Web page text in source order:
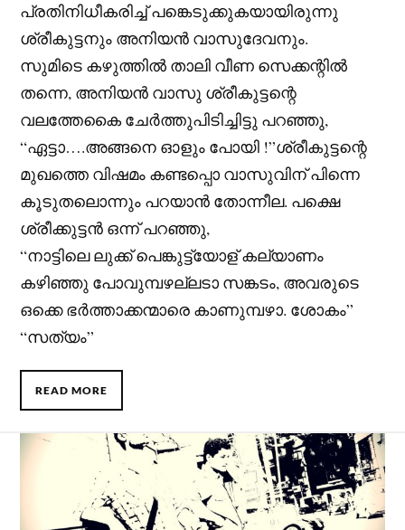
പ്രതിനിധീകരിച്ച് പങ്കെടുക്കുകയായിരുന്നു
ശ്രീകുട്ടനും അനിയൻ വാസുദേവനും.
സുമിടെ കഴുത്തിൽ താലി വീണ സെക്കന്റിൽ
തന്നെ, അനിയൻ വാസു ശ്രീകുട്ടന്റെ
വലത്തേകൈ ചേർത്തുപിടിച്ചിട്ടു പറഞ്ഞു,
“ഏട്ടാ….അങ്ങനെ ഓളും പോയി !”ശ്രീകുട്ടന്റെ
മുഖത്തെ വിഷമം കണ്ടപ്പൊ വാസുവിന് പിന്നെ
കൂടുതലൊന്നും പറയാൻ തോന്നീല. പക്ഷെ
ശ്രീക്കുട്ടൻ ഒന്ന് പറഞ്ഞു,
“നാട്ടിലെ ലുക്ക് പെങ്കുട്ട്യോള് കല്യാണം
കഴിഞ്ഞു പോവുമ്പഴല്ലടാ സങ്കടം, അവരുടെ
ഒക്കെ ഭർത്താക്കന്മാരെ കാണുമ്പഴാ. ശോകം”
“സത്യം”
READ MORE